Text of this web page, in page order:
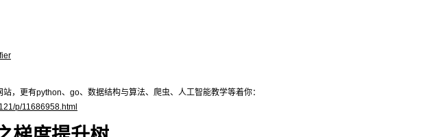
，更有python、go、数据结构与算法、爬虫、人工智能教学等着你：
p/11686958.html